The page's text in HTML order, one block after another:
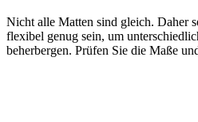
Nicht alle Matten sind gleich. Daher
flexibel genug sein, um
beherbergen. Prüfen Sie die Maße